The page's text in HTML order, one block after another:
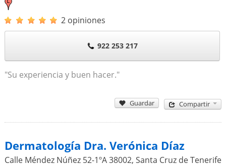
2 opiniones
922 253 217
"Su experiencia y buen hacer."
Guardar Compartir
Dermatología Dra. Verónica Díaz
Calle Méndez Núñez 52-1ºA38002, Santa Cruz de Tenerife